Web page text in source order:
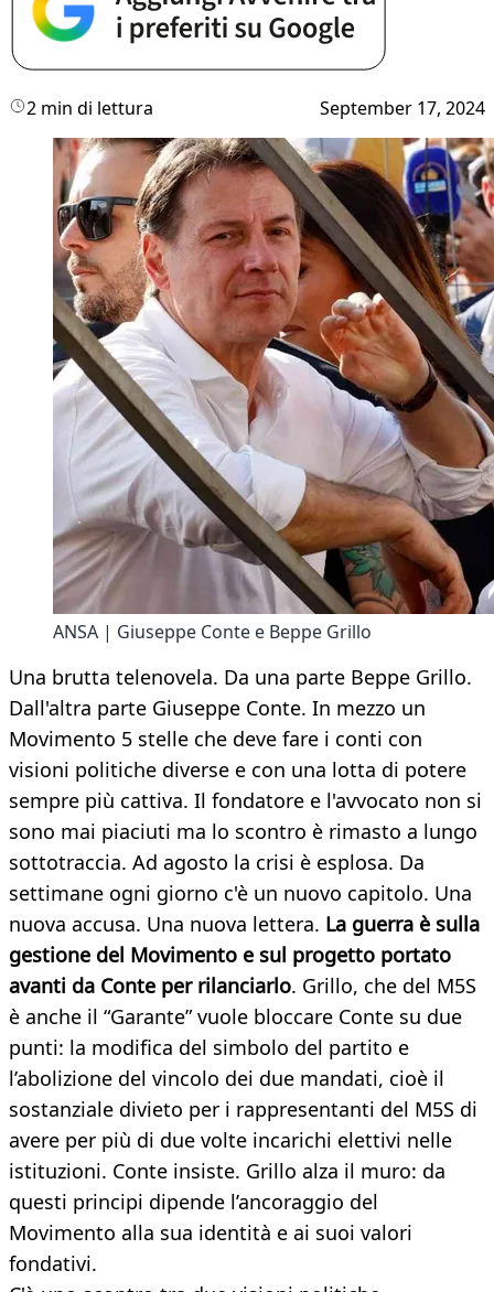
2 min di lettura September 17, 2024
ANSA | Giuseppe Conte e Beppe Grillo
Una brutta telenovela. Da una parte Beppe Grillo.
Dall'altra parte Giuseppe Conte. In mezzo un
Movimento 5 stelle che deve fare i conti con
visioni politiche diverse e con una lotta di potere
sempre più cattiva. Il fondatore e l'avvocato non si
sono mai piaciuti ma lo scontro è rimasto a lungo
sottotraccia. Ad agosto la crisi è esplosa. Da
settimane ogni giorno c'è un nuovo capitolo. Una
nuova accusa. Una nuova lettera. La guerra è sulla
gestione del Movimento e sul progetto portato
avanti da Conte per rilanciarlo. Grillo, che del M5S
è anche il “Garante” vuole bloccare Conte su due
punti: la modifica del simbolo del partito e
l’abolizione del vincolo dei due mandati, cioè il
sostanziale divieto per i rappresentanti del M5S di
avere per più di due volte incarichi elettivi nelle
istituzioni. Conte insiste. Grillo alza il muro: da
questi principi dipende l’ancoraggio del
Movimento alla sua identità e ai suoi valori
fondativi.